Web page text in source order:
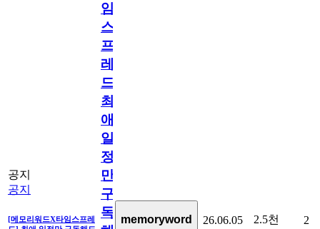
공지
공지
[메모리워드X타임스프레
임
스
프
레
드]
최
애
일
정
만
구
독
memoryword 26.06.05 2.5천 2